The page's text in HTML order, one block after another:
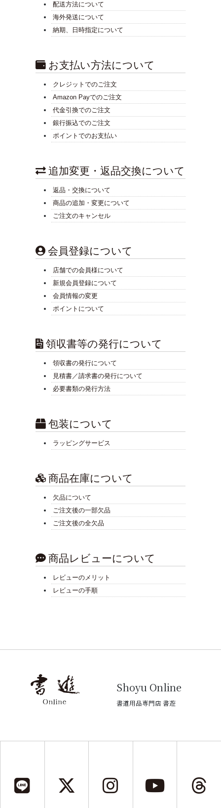
配送方法について
海外発送について
納期、日時指定について
お支払い方法について
クレジットでのご注文
Amazon Payでのご注文
代金引換でのご注文
銀行振込でのご注文
ポイントでのお支払い
追加変更・返品交換について
返品・交換について
商品の追加・変更について
ご注文のキャンセル
会員登録について
店舗での会員様について
新規会員登録について
会員情報の変更
ポイントについて
領収書等の発行について
領収書の発行について
見積書／請求書の発行について
必要書類の発行方法
包装について
ラッピングサービス
商品在庫について
欠品について
ご注文後の一部欠品
ご注文後の全欠品
商品レビューについて
レビューのメリット
レビューの手順
Shoyu Online
書道用品専門店 書遊